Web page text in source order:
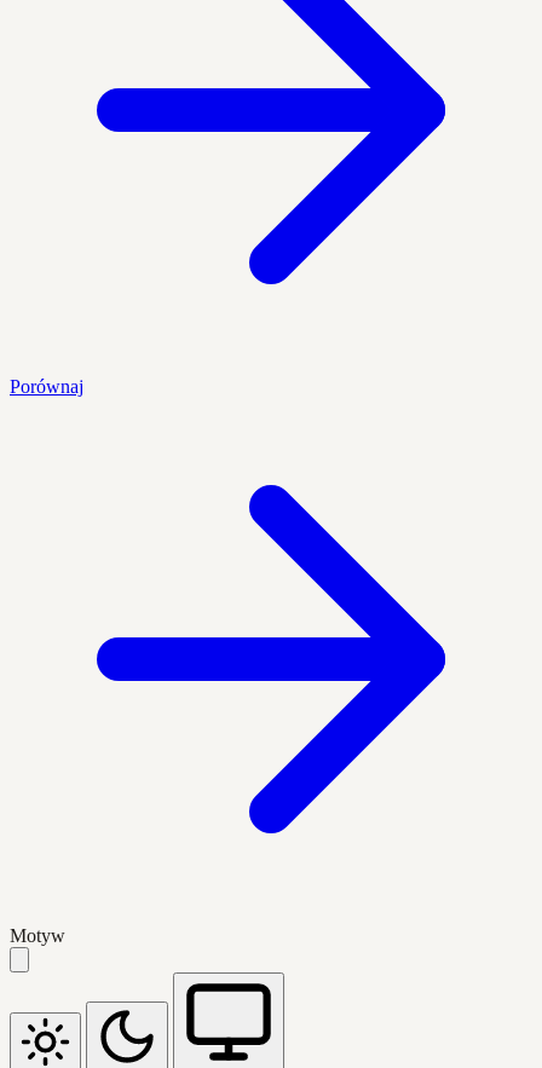
Porównaj
Motyw